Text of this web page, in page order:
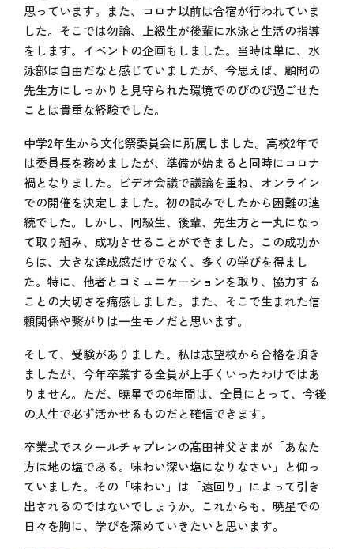
思っています。また、コロナ以前は合宿が行われていま
した。そこでは勿論、上級生が後輩に水泳と生活の指導
をします。イベントの企画もしました。当時は単に、水
泳部は自由だなと感じていましたが、今思えば、顧問の
先生方にしっかりと見守られた環境でのびのび過ごせた
ことは貴重な経験でした。
中学2年生から文化祭委員会に所属しました。高校2年で
は委員長を務めましたが、準備が始まると同時にコロナ
禍となりました。ビデオ会議で議論を重ね、オンライン
での開催を決定しました。初の試みでしたから困難の連
続でした。しかし、同級生、後輩、先生方と一丸になっ
て取り組み、成功させることができました。この成功か
らは、大きな達成感だけでなく、多くの学びを得まし
た。特に、他者とコミュニケーションを取り、協力する
ことの大切さを痛感しました。また、そこで生まれた信
頼関係や繋がりは一生モノだと思います。
そして、受験がありました。私は志望校から合格を頂き
ましたが、今年卒業する全員が上手くいったわけではあ
りません。ただ、暁星での6年間は、全員にとって、今後
の人生で必ず活かせるものだと確信できます。
卒業式でスクールチャプレンの髙田神父さまが「あなた
方は地の塩である。味わい深い塩になりなさい」と仰っ
ていました。その「味わい」は「遠回り」によって引き
出されるのではないでしょうか。これからも、暁星での
日々を胸に、学びを深めていきたいと思います。